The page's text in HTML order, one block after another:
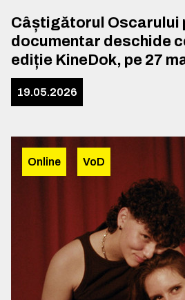
Câștigătorul Oscarului
documentar deschide
ediție KineDok, pe 27
19.05.2026
Online VoD